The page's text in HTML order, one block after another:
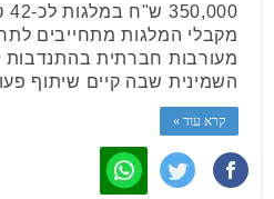
מקבלי המלגות מתחייבים
מעורבות חברתית בהתנדבות
השמינית שבה קיים שיתוף
קרא עוד »